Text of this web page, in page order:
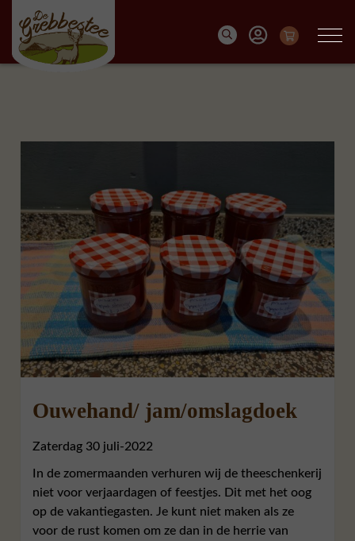
Ouwehand/ jam/omslagdoek
Zaterdag 30 juli-2022
In de zomermaanden verhuren wij de theeschenkerij
niet voor verjaardagen of feestjes. Dit met het oog
op de vakantiegasten. Je kunt niet maken als ze
voor de rust komen om ze dan in de herrie van